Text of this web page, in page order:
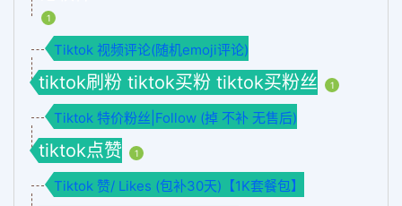
1
Tiktok 视频评论(随机emoji评论)
tiktok刷粉 tiktok买粉 tiktok买粉丝 1
Tiktok 特价粉丝|Follow (掉 不补 无售后)
tiktok点赞 1
Tiktok 赞/ Likes (包补30天)【1K套餐包】